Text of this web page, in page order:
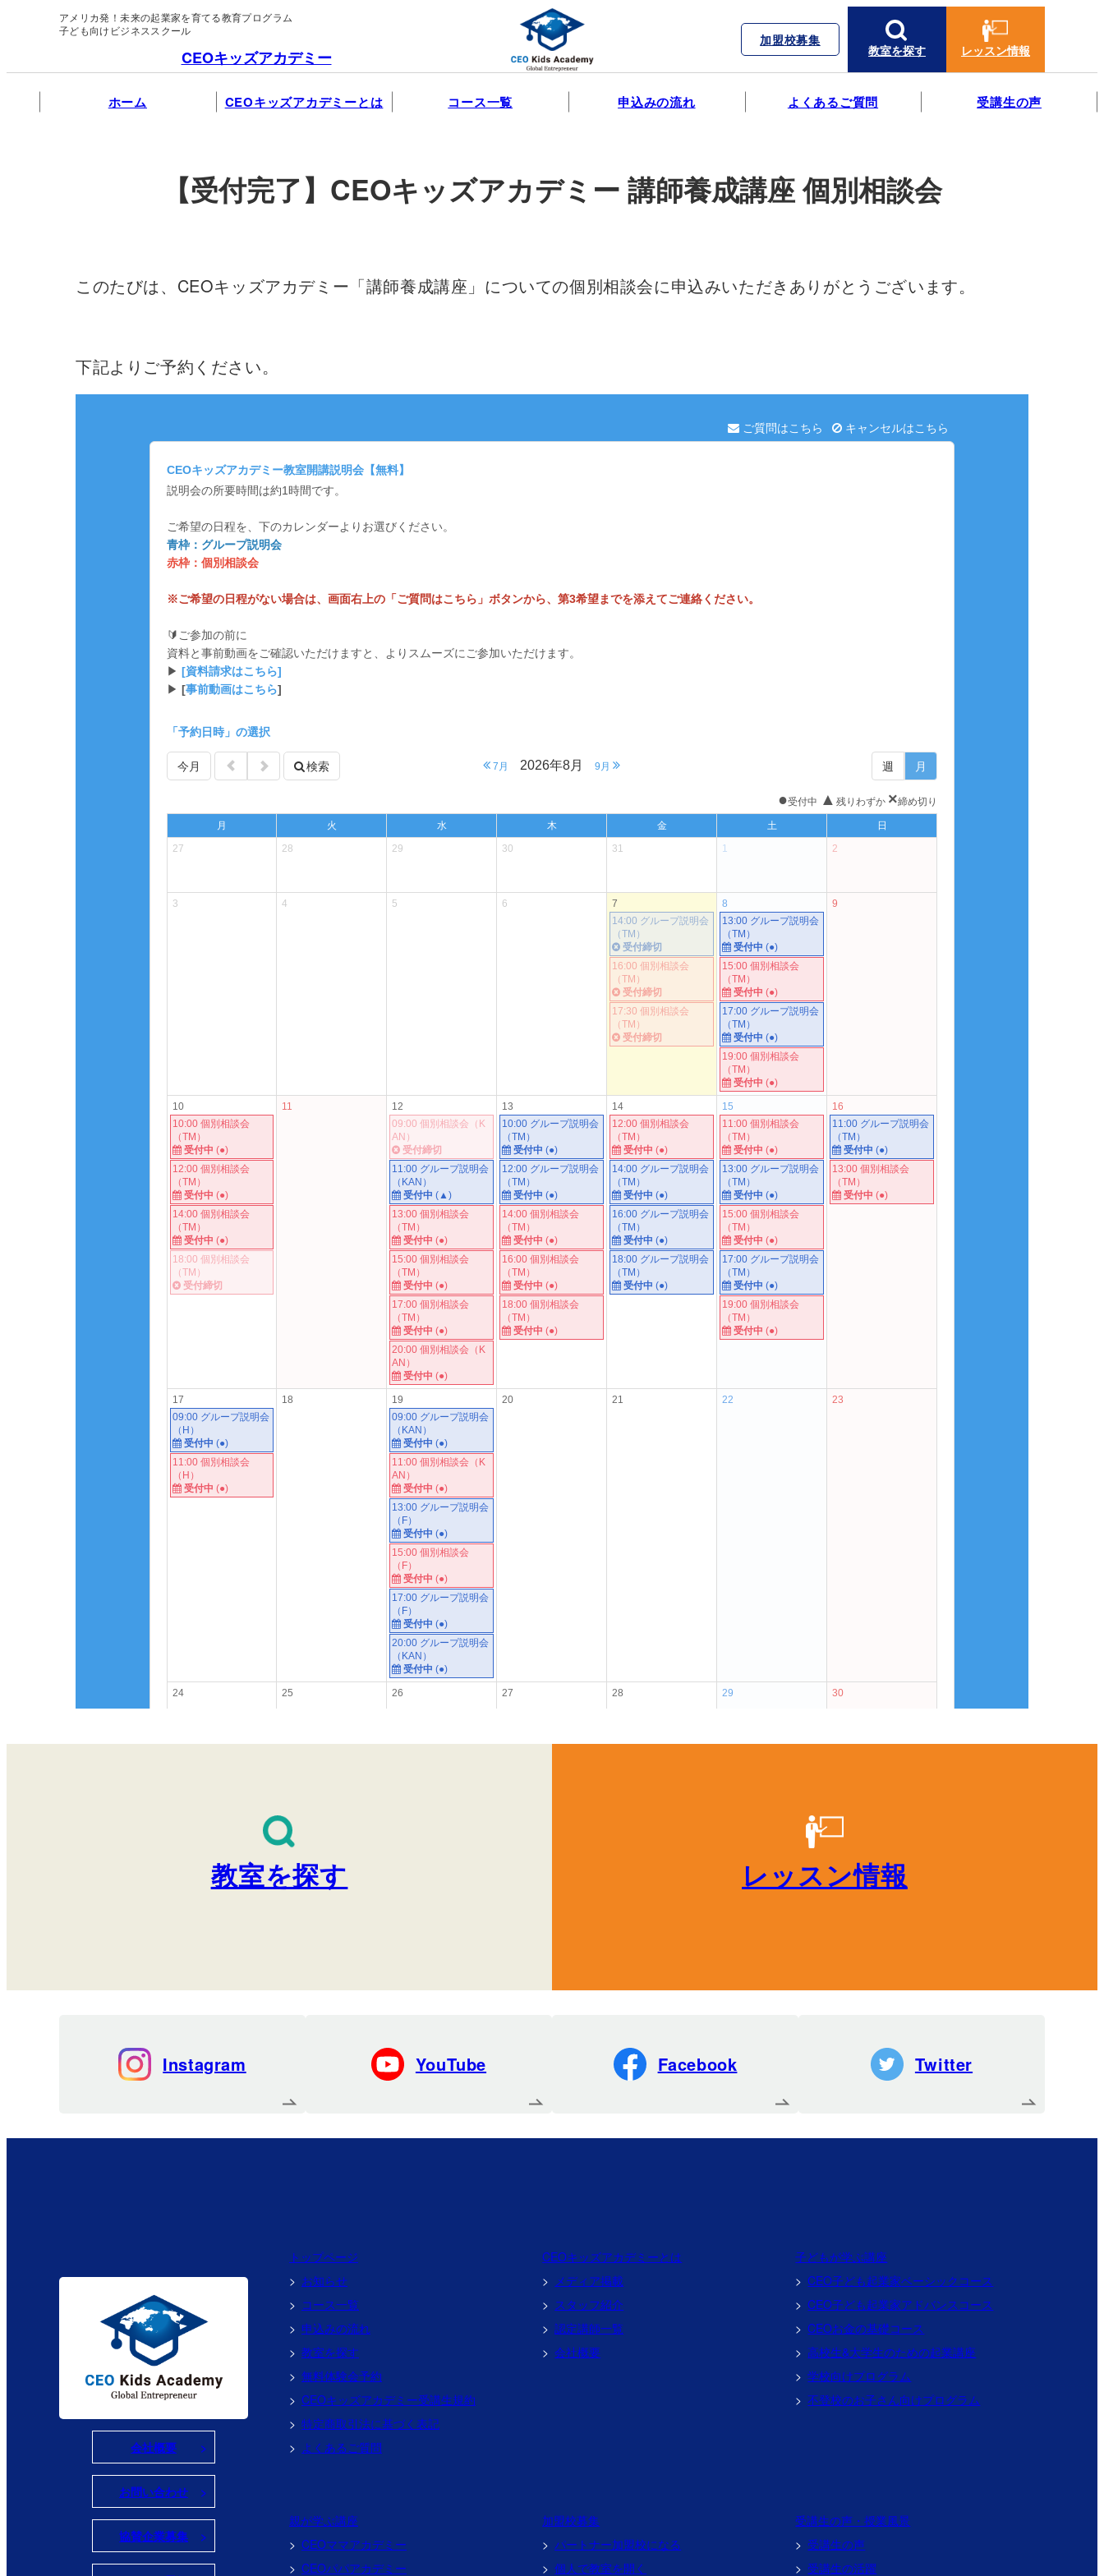
アメリカ発！未来の起業家を育てる教育プログラム
子ども向けビジネススクール
CEOキッズアカデミー
加盟校募集
教室を探す レッスン情報
ホーム CEOキッズアカデミーとは コース一覧 申込みの流れ よくあるご質問 受講生の声
【受付完了】CEOキッズアカデミー 講師養成講座 個別相談会
このたびは、CEOキッズアカデミー「講師養成講座」についての個別相談会に申込みいただきありがとうございます。
下記よりご予約ください。
教室を探す レッスン情報
Instagram YouTube Facebook Twitter
会社概要
お問い合わせ
協賛企業募集
トップページ
お知らせ
コース一覧
申込みの流れ
教室を探す
無料体験会予約
CEOキッズアカデミー受講生規約
特定商取引法に基づく表記
よくあるご質問
CEOキッズアカデミーとは
メディア掲載
スタッフ紹介
認定講師一覧
会社概要
子どもが学ぶ講座
CEO子ども起業家ベーシックコース
CEO子ども起業家アドバンスコース
CEOお金の基礎コース
高校生&大学生のための起業講座
学校向けプログラム
不登校のお子さん向けプログラム
親が学ぶ講座
CEOママアカデミー
CEOパパアカデミー
加盟校募集
パートナー加盟校になる
個人で教室を開く
受講生の声・授業風景
受講生の声
受講生の活躍